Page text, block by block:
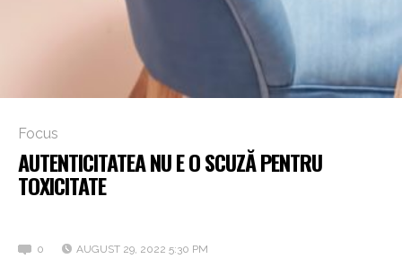
Focus
AUTENTICITATEA NU E O SCUZĂ PENTRU
TOXICITATE
0 AUGUST 29, 2022 5:30 PM